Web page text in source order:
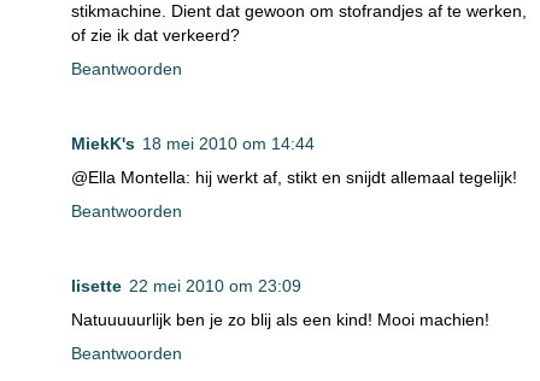
stikmachine. Dient dat gewoon om stofrandjes af te werken,
of zie ik dat verkeerd?
Beantwoorden
MiekK's 18 mei 2010 om 14:44
@Ella Montella: hij werkt af, stikt en snijdt allemaal tegelijk!
Beantwoorden
lisette 22 mei 2010 om 23:09
Natuuuuurlijk ben je zo blij als een kind! Mooi machien!
Beantwoorden